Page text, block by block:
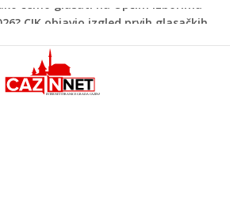
tvrdi da je dogovor blizu: Iran
korpus, Sila nebeska: Na današnji
Armija RBiH porazila je izdajnike u
Kladuši